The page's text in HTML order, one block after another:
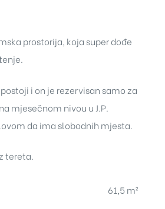
prostorija, koja super dođe
i on je rezervisan samo za
mjesečnom nivou u J.P.
da ima slobodnih mjesta.
tereta.
61,5 m²